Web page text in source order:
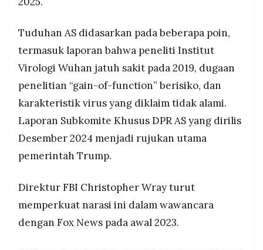
Tuduhan AS didasarkan pada beberapa poin,
termasuk laporan bahwa peneliti Institut
Virologi Wuhan jatuh sakit pada 2019, dugaan
penelitian “gain-of-function” berisiko, dan
karakteristik virus yang diklaim tidak alami.
Laporan Subkomite Khusus DPR AS yang dirilis
Desember 2024 menjadi rujukan utama
pemerintah Trump.
Direktur FBI Christopher Wray turut
memperkuat narasi ini dalam wawancara
dengan Fox News pada awal 2023.